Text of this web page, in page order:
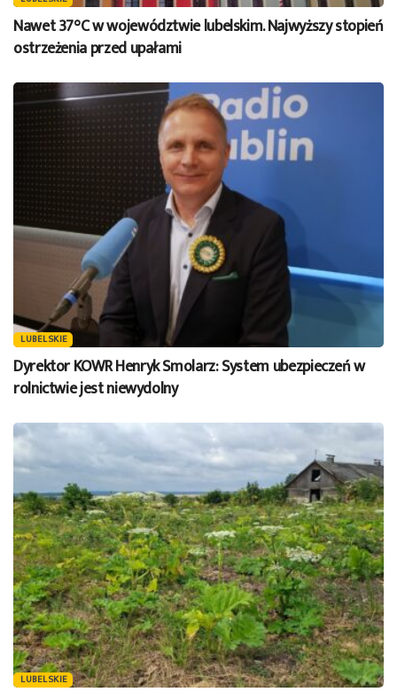
Nawet 37°C w województwie lubelskim. Najwyższy stopień
ostrzeżenia przed upałami
LUBELSKIE
Dyrektor KOWR Henryk Smolarz: System ubezpieczeń w
rolnictwie jest niewydolny
LUBELSKIE